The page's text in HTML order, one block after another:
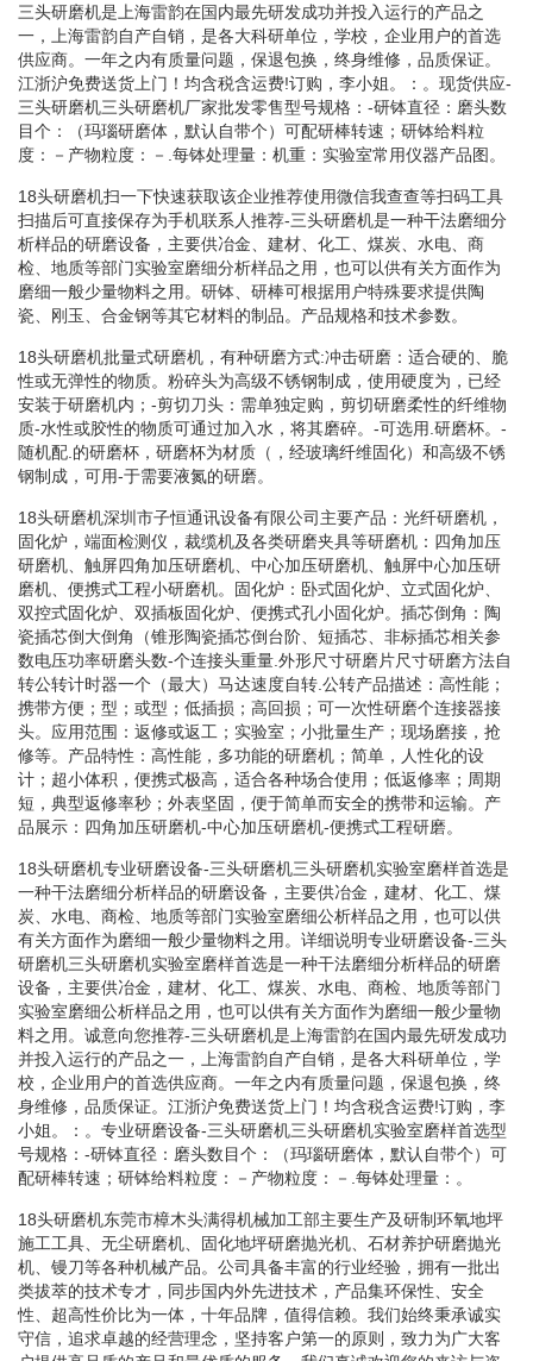
三头研磨机是上海雷韵在国内最先研发成功并投入运行的产品之
一，上海雷韵自产自销，是各大科研单位，学校，企业用户的首选
供应商。一年之内有质量问题，保退包换，终身维修，品质保证。
江浙沪免费送货上门！均含税含运费!订购，李小姐。：。现货供应-
三头研磨机三头研磨机厂家批发零售型号规格：-研钵直径：磨头数
目个：（玛瑙研磨体，默认自带个）可配研棒转速；研钵给料粒
度：－产物粒度：－.每钵处理量：机重：实验室常用仪器产品图。
18头研磨机扫一下快速获取该企业推荐使用微信我查查等扫码工具
扫描后可直接保存为手机联系人推荐-三头研磨机是一种干法磨细分
析样品的研磨设备，主要供冶金、建材、化工、煤炭、水电、商
检、地质等部门实验室磨细分析样品之用，也可以供有关方面作为
磨细一般少量物料之用。研钵、研棒可根据用户特殊要求提供陶
瓷、刚玉、合金钢等其它材料的制品。产品规格和技术参数。
18头研磨机批量式研磨机，有种研磨方式:冲击研磨：适合硬的、脆
性或无弹性的物质。粉碎头为高级不锈钢制成，使用硬度为，已经
安装于研磨机内；-剪切刀头：需单独定购，剪切研磨柔性的纤维物
质-水性或胶性的物质可通过加入水，将其磨碎。-可选用.研磨杯。-
随机配.的研磨杯，研磨杯为材质（，经玻璃纤维固化）和高级不锈
钢制成，可用-于需要液氮的研磨。
18头研磨机深圳市子恒通讯设备有限公司主要产品：光纤研磨机，
固化炉，端面检测仪，裁缆机及各类研磨夹具等研磨机：四角加压
研磨机、触屏四角加压研磨机、中心加压研磨机、触屏中心加压研
磨机、便携式工程小研磨机。固化炉：卧式固化炉、立式固化炉、
双控式固化炉、双插板固化炉、便携式孔小固化炉。插芯倒角：陶
瓷插芯倒大倒角（锥形陶瓷插芯倒台阶、短插芯、非标插芯相关参
数电压功率研磨头数-个连接头重量.外形尺寸研磨片尺寸研磨方法自
转公转计时器一个（最大）马达速度自转.公转产品描述：高性能；
携带方便；型；或型；低插损；高回损；可一次性研磨个连接器接
头。应用范围：返修或返工；实验室；小批量生产；现场磨接，抢
修等。产品特性：高性能，多功能的研磨机；简单，人性化的设
计；超小体积，便携式极高，适合各种场合使用；低返修率；周期
短，典型返修率秒；外表坚固，便于简单而安全的携带和运输。产
品展示：四角加压研磨机-中心加压研磨机-便携式工程研磨。
18头研磨机专业研磨设备-三头研磨机三头研磨机实验室磨样首选是
一种干法磨细分析样品的研磨设备，主要供冶金，建材、化工、煤
炭、水电、商检、地质等部门实验室磨细公析样品之用，也可以供
有关方面作为磨细一般少量物料之用。详细说明专业研磨设备-三头
研磨机三头研磨机实验室磨样首选是一种干法磨细分析样品的研磨
设备，主要供冶金，建材、化工、煤炭、水电、商检、地质等部门
实验室磨细公析样品之用，也可以供有关方面作为磨细一般少量物
料之用。诚意向您推荐-三头研磨机是上海雷韵在国内最先研发成功
并投入运行的产品之一，上海雷韵自产自销，是各大科研单位，学
校，企业用户的首选供应商。一年之内有质量问题，保退包换，终
身维修，品质保证。江浙沪免费送货上门！均含税含运费!订购，李
小姐。：。专业研磨设备-三头研磨机三头研磨机实验室磨样首选型
号规格：-研钵直径：磨头数目个：（玛瑙研磨体，默认自带个）可
配研棒转速；研钵给料粒度：－产物粒度：－.每钵处理量：。
18头研磨机东莞市樟木头满得机械加工部主要生产及研制环氧地坪
施工工具、无尘研磨机、固化地坪研磨抛光机、石材养护研磨抛光
机、镘刀等各种机械产品。公司具备丰富的行业经验，拥有一批出
类拔萃的技术专才，同步国内外先进技术，产品集环保性、安全
性、超高性价比为一体，十年品牌，值得信赖。我们始终秉承诚实
守信，追求卓越的经营理念，坚持客户第一的原则，致力为广大客